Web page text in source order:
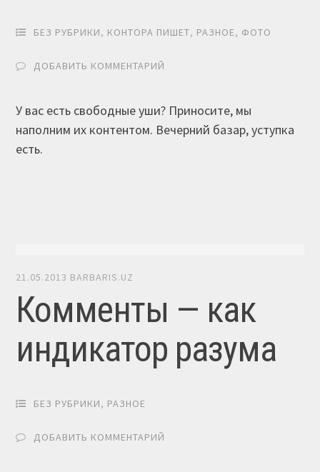
БЕЗ РУБРИКИ, КОНТОРА ПИШЕТ, РАЗНОЕ, ФОТО
ДОБАВИТЬ КОММЕНТАРИЙ
У вас есть свободные уши? Приносите, мы
наполним их контентом. Вечерний базар, уступка
есть.
21.05.2013 BARBARIS.UZ
Комменты — как
индикатор разума
БЕЗ РУБРИКИ, РАЗНОЕ
ДОБАВИТЬ КОММЕНТАРИЙ